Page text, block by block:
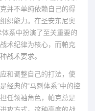
并不单纯依赖自己的得
织能力。在圣安东尼奥
系中扮演了至关重要的
术纪律为核心，而帕克
战术要求。
和调整自己的打法，使
经典的“马刺体系”中的控
任领袖角色，帕克总是
攻方式。这种高度的战